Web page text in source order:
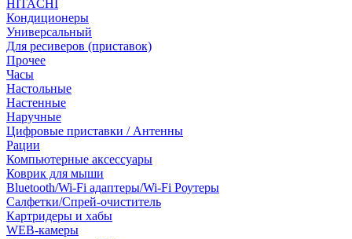
HITACHI
Кондиционеры
Универсальный
Для ресиверов (приставок)
Прочее
Часы
Настольные
Настенные
Наручные
Цифровые приставки / Антенны
Рации
Компьютерные аксессуары
Коврик для мыши
Bluetooth/Wi-Fi адаптеры/Wi-Fi Роутеры
Салфетки/Спрей-очиститель
Картридеры и хабы
WEB-камеры